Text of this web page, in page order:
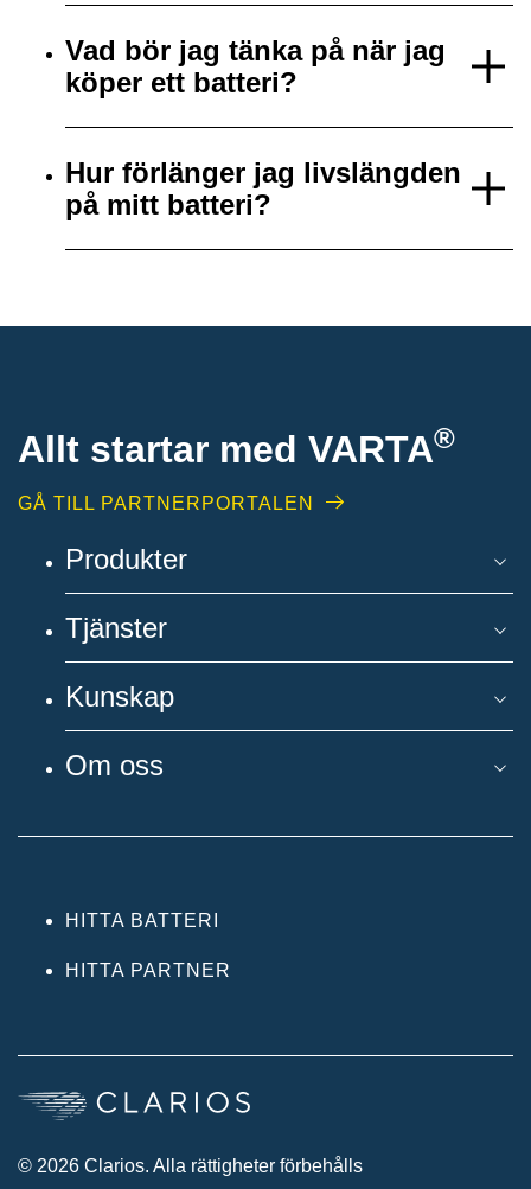
Vad bör jag tänka på när jag
köper ett batteri?
Hur förlänger jag livslängden
på mitt batteri?
Allt startar med VARTA®
GÅ TILL PARTNERPORTALEN
Produkter
Tjänster
Kunskap
Om oss
HITTA BATTERI
HITTA PARTNER
© 2026 Clarios. Alla rättigheter förbehålls